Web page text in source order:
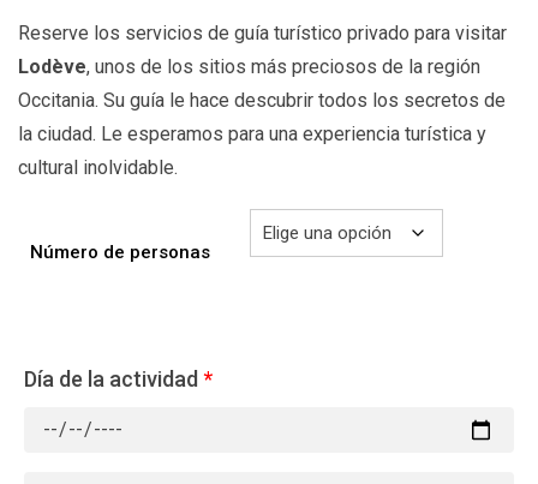
Reserve los servicios de guía turístico privado para visitar
Lodève, unos de los sitios más preciosos de la región
Occitania. Su guía le hace descubrir todos los secretos de
la ciudad. Le esperamos para una experiencia turística y
cultural inolvidable.
Número de personas
Día de la actividad *